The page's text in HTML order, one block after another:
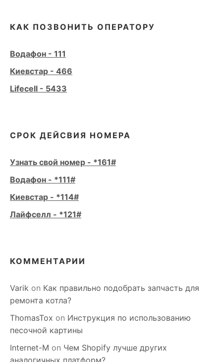
КАК ПОЗВОНИТЬ ОПЕРАТОРУ
Водафон - 111
Киевстар - 466
Lifecell - 5433
СРОК ДЕЙСВИЯ НОМЕРА
Узнать свой номер - *161#
Водафон - *111#
Киевстар - *114#
Лайфселл - *121#
КОММЕНТАРИИ
Varik on Как правильно подобрать запчасть для
ремонта котла?
ThomasTox on Инструкция по использованию
песочной картины
Internet-M on Чем Shopify лучше других
аналогичных платформ?